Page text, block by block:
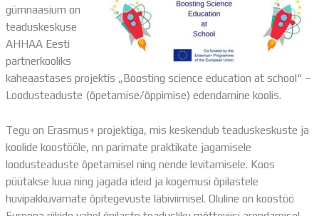
Drive
Tamme TV
Tamme Leht
Kooliraadio
Koorilaul
ÕPPETÖÖ
Tunniplaan
Aastaplaan
Õppekava
Ainepassid
Huviringid
Õpilastööd (UPT)
gümnaasium on
teaduskeskuse
AHHAA Eesti
partnerkooliks
kaheaastases projektis „Boosting science education at school“ –
Loodusteaduste (õpetamise/õppimise) edendamine koolis.
Tegu on Erasmus+ projektiga, mis keskendub teaduskeskuste ja
koolide koostööle, nn parimate praktikate jagamisele
loodusteaduste õpetamisel ning nende levitamisele. Koos
püütakse luua ning jagada ideid ja kogemusi õpilastele
huvipakkuvamate õpitegevuste läbiviimisel. Oluline on koostöö